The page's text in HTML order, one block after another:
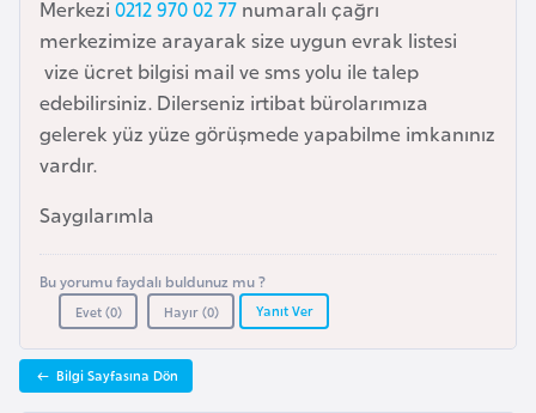
Merkezi 0212 970 02 77 numaralı çağrı
merkezimize arayarak size uygun evrak listesi
vize ücret bilgisi mail ve sms yolu ile talep
edebilirsiniz. Dilerseniz irtibat bürolarımıza
gelerek yüz yüze görüşmede yapabilme imkanınız
vardır.
Saygılarımla
Bu yorumu faydalı buldunuz mu ?
Evet (0) Hayır (0) Yanıt Ver
Bilgi Sayfasına Dön
B
e
ç
i
k
i
n